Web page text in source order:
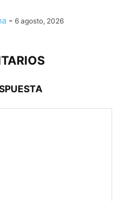
- 6 agosto, 2026